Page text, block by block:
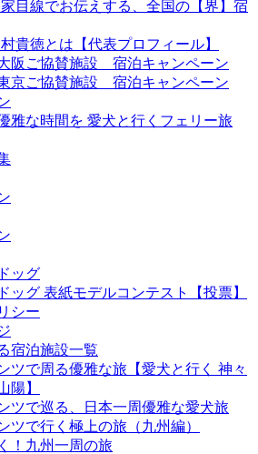
目線でお伝えする、全国の【界】宿
貴徳とは【代表プロフィール】
阪ご協賛施設 宿泊キャンペーン
京ご協賛施設 宿泊キャンペーン
雅な時間を 愛犬と行くフェリー旅
ッグ
ッグ 表紙モデルコンテスト【投票】
シー
宿泊施設一覧
ツで周る優雅な旅【愛犬と行く 神々
陽】
ツで巡る、日本一周優雅な愛犬旅
ツで行く極上の旅（九州編）
！九州一周の旅